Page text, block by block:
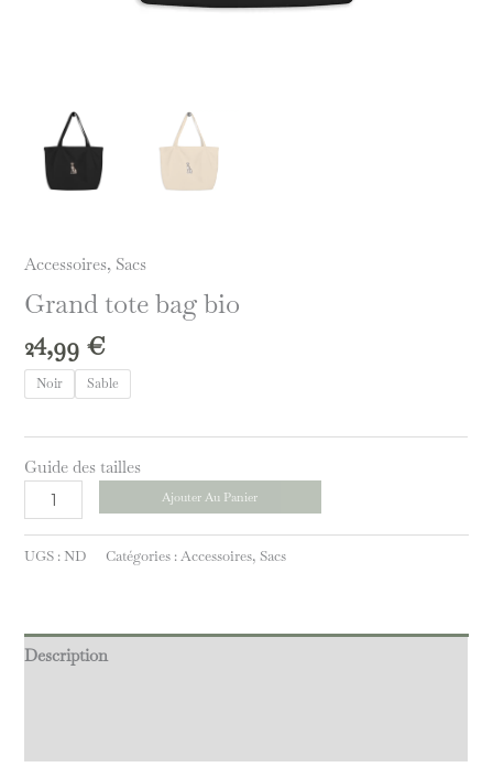
Accessoires, Sacs
Grand tote bag bio
24,99 €
Noir Sable
Guide des tailles
Ajouter Au Panier
UGS : ND Catégories :Accessoires,Sacs
Description